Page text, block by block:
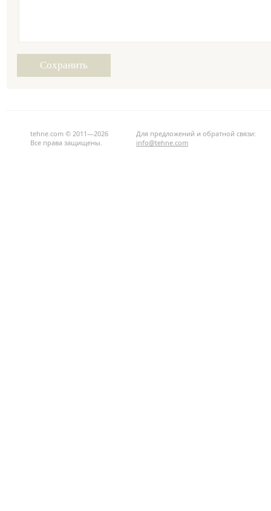
tehne.com © 2011—2026
Все права защищены.
Для предложений и обратной связи:
info@tehne.com